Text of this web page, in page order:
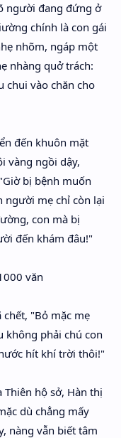
người đang đứng ở
chính là con gái
nhõm, ngáp một
nhàng quở trách:
chui vào chăn cho
đến khuôn mặt
vàng ngồi dậy,
bị bệnh muốn
người mẹ chỉ còn lại
con mà bị
đến khám đâu!"
văn
"Bỏ mặc mẹ
không phải chú con
hít khí trời thôi!"
hộ sở, Hàn thị
dù chẳng mấy
nàng vẫn biết tâm